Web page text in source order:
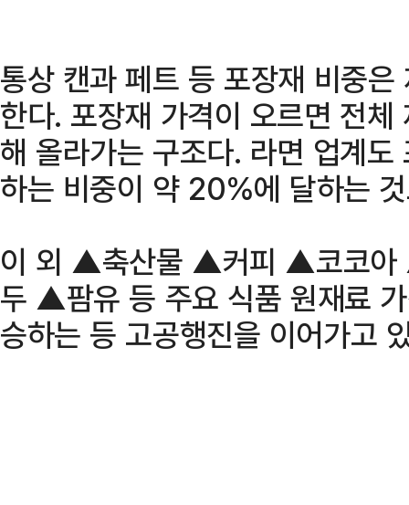
통상 캔과 페트 등 포장재 비중
한다. 포장재 가격이 오르면 전
해 올라가는 구조다. 라면 업계
하는 비중이 약 20%에 달하는
이 외 ▲축산물 ▲커피 ▲코코
두 ▲팜유 등 주요 식품 원재료
승하는 등 고공행진을 이어가고